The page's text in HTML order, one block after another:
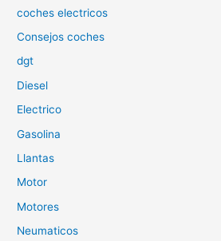
o
coches electricos
Consejos coches
dgt
Diesel
Electrico
Gasolina
Llantas
Motor
Motores
Neumaticos